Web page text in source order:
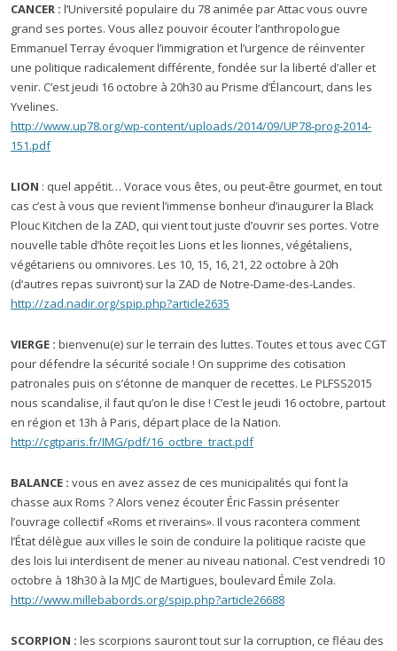
CANCER : l’Université populaire du 78 animée par Attac vous ouvre
grand ses portes. Vous allez pouvoir écouter l’anthropologue
Emmanuel Terray évoquer l’immigration et l’urgence de réinventer
une politique radicalement différente, fondée sur la liberté d’aller et
venir. C’est jeudi 16 octobre à 20h30 au Prisme d’Élancourt, dans les
Yvelines.
http://www.up78.org/wp-content/uploads/2014/09/UP78-prog-2014-
151.pdf
LION : quel appétit… Vorace vous êtes, ou peut-être gourmet, en tout
cas c’est à vous que revient l’immense bonheur d’inaugurer la Black
Plouc Kitchen de la ZAD, qui vient tout juste d’ouvrir ses portes. Votre
nouvelle table d’hôte reçoit les Lions et les lionnes, végétaliens,
végétariens ou omnivores. Les 10, 15, 16, 21, 22 octobre à 20h
(d’autres repas suivront) sur la ZAD de Notre-Dame-des-Landes.
http://zad.nadir.org/spip.php?article2635
VIERGE : bienvenu(e) sur le terrain des luttes. Toutes et tous avec CGT
pour défendre la sécurité sociale ! On supprime des cotisation
patronales puis on s’étonne de manquer de recettes. Le PLFSS2015
nous scandalise, il faut qu’on le dise ! C’est le jeudi 16 octobre, partout
en région et 13h à Paris, départ place de la Nation.
http://cgtparis.fr/IMG/pdf/16_octbre_tract.pdf
BALANCE : vous en avez assez de ces municipalités qui font la
chasse aux Roms ? Alors venez écouter Éric Fassin présenter
l’ouvrage collectif «Roms et riverains». Il vous racontera comment
l’État délègue aux villes le soin de conduire la politique raciste que
des lois lui interdisent de mener au niveau national. C’est vendredi 10
octobre à 18h30 à la MJC de Martigues, boulevard Émile Zola.
http://www.millebabords.org/spip.php?article26688
SCORPION : les scorpions sauront tout sur la corruption, ce fléau des